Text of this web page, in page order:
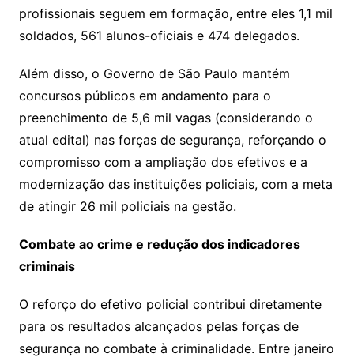
profissionais seguem em formação, entre eles 1,1 mil
soldados, 561 alunos-oficiais e 474 delegados.
Além disso, o Governo de São Paulo mantém
concursos públicos em andamento para o
preenchimento de 5,6 mil vagas (considerando o
atual edital) nas forças de segurança, reforçando o
compromisso com a ampliação dos efetivos e a
modernização das instituições policiais, com a meta
de atingir 26 mil policiais na gestão.
Combate ao crime e redução dos indicadores
criminais
O reforço do efetivo policial contribui diretamente
para os resultados alcançados pelas forças de
segurança no combate à criminalidade. Entre janeiro